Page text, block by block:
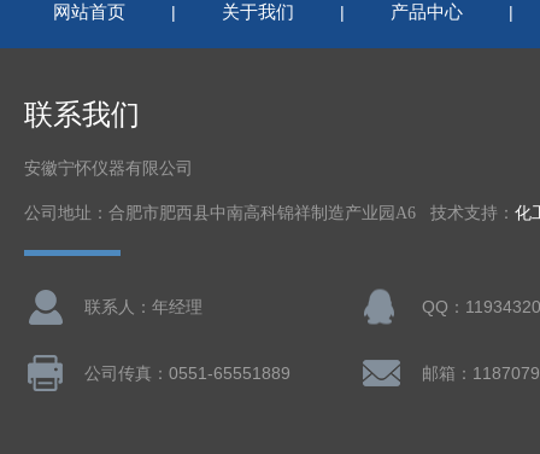
网站首页 | 关于我们 | 产品中心 |
联系我们
安徽宁怀仪器有限公司
公司地址：合肥市肥西县中南高科锦祥制造产业园A6 技术支持： 化
联系人：年经理 QQ：
公司传真：0551-65551889 邮箱：